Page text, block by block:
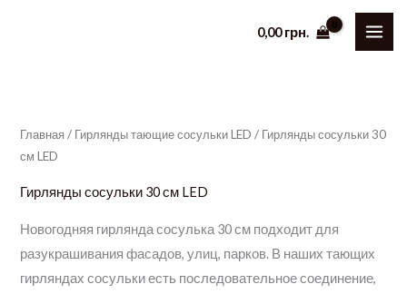
0,00грн.
Главная / Гирлянды тающие сосульки LED / Гирлянды сосульки 30
см LED
Гирлянды сосульки 30 см LED
Новогодняя гирлянда сосулька 30 см подходит для
разукрашивания фасадов, улиц, парков. В наших тающих
гирляндах сосульки есть последовательное соединение,